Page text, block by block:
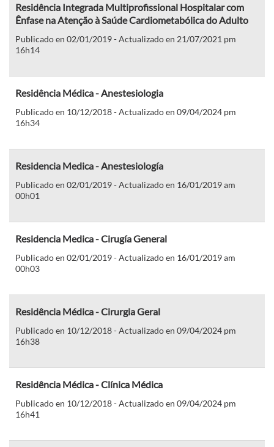
Residência Integrada Multiprofissional Hospitalar com
Ênfase na Atenção à Saúde Cardiometabólica do Adulto
Publicado en 02/01/2019 - Actualizado en 21/07/2021 pm
16h14
Residência Médica - Anestesiologia
Publicado en 10/12/2018 - Actualizado en 09/04/2024 pm
16h34
Residencia Medica - Anestesiología
Publicado en 02/01/2019 - Actualizado en 16/01/2019 am
00h01
Residencia Medica - Cirugía General
Publicado en 02/01/2019 - Actualizado en 16/01/2019 am
00h03
Residência Médica - Cirurgia Geral
Publicado en 10/12/2018 - Actualizado en 09/04/2024 pm
16h38
Residência Médica - Clínica Médica
Publicado en 10/12/2018 - Actualizado en 09/04/2024 pm
16h41